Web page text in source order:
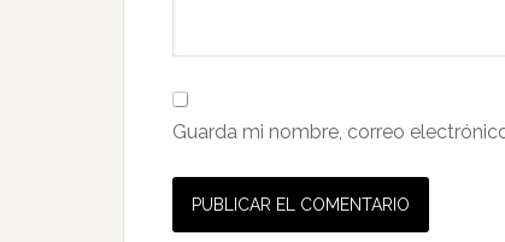
Guarda mi nombre, correo